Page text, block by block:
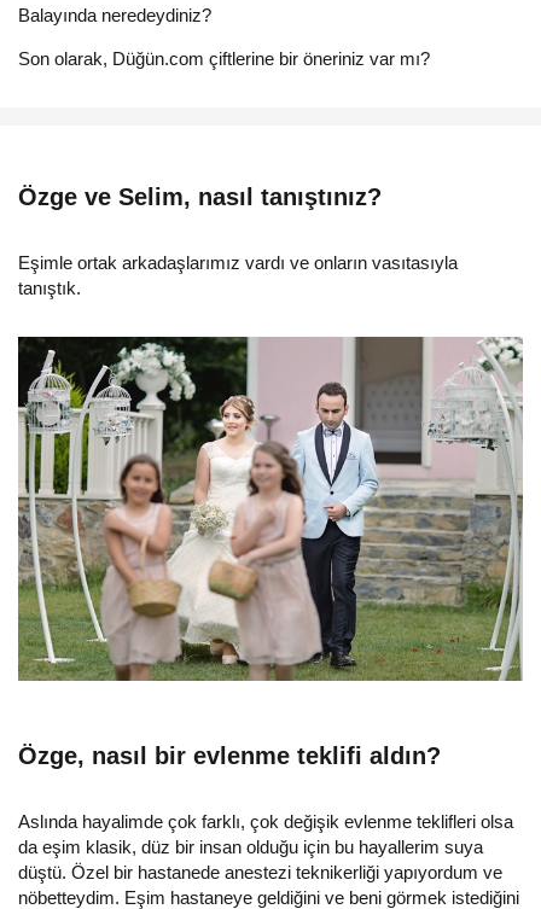
Balayında neredeydiniz?
Son olarak, Düğün.com çiftlerine bir öneriniz var mı?
Özge ve Selim, nasıl tanıştınız?
Eşimle ortak arkadaşlarımız vardı ve onların vasıtasıyla
tanıştık.
Özge, nasıl bir evlenme teklifi aldın?
Aslında hayalimde çok farklı, çok değişik evlenme teklifleri olsa
da eşim klasik, düz bir insan olduğu için bu hayallerim suya
düştü. Özel bir hastanede anestezi teknikerliği yapıyordum ve
nöbetteydim. Eşim hastaneye geldiğini ve beni görmek istediğini